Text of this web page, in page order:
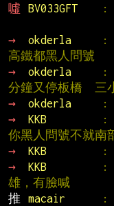
噓
BV033GFT
:
→
okderla
:
高鐵都黑人問號
→
okderla
:
分鐘又停板橋  三
→
okderla :
→
KKB
:
你黑人問號不就南
→
KKB :
→
KKB
:
雄，有臉喊
推
macair
: